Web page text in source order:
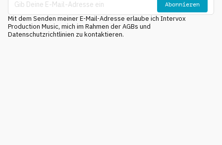
Abonnieren
Mit dem Senden meiner E-Mail-Adresse erlaube ich Intervox
Production Music, mich im Rahmen der AGBs und
Datenschutzrichtlinien zu kontaktieren.